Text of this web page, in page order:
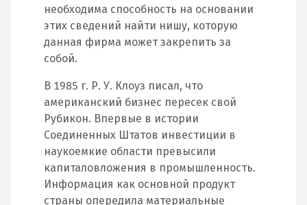
необходима способность на основании
этих сведений найти нишу, которую
данная фирма может закрепить за
собой.
В 1985 г. Р. У. Клоуз писал, что
американский бизнес пересек свой
Рубикон. Впервые в истории
Соединенных Штатов инвестиции в
наукоемкие области превысили
капиталовложения в промышленность.
Информация как основной продукт
страны опередила материальные